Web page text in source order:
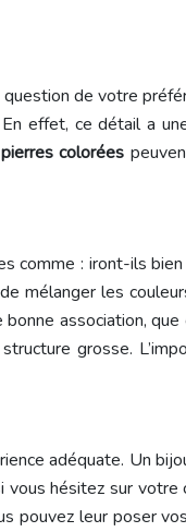
de votre
effet, ce détail a
colorées
comme : iront-ils
mélanger les
association,
grosse.
adéquate. Un
hésitez sur
pouvez leur poser